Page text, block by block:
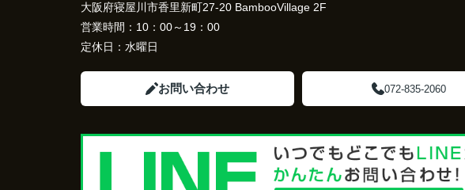
大阪府寝屋川市香里新町27-20 BambooVillage 2F
営業時間： 10：00～19：00
定休日： 水曜日
お問い合わせ 072-835-2060